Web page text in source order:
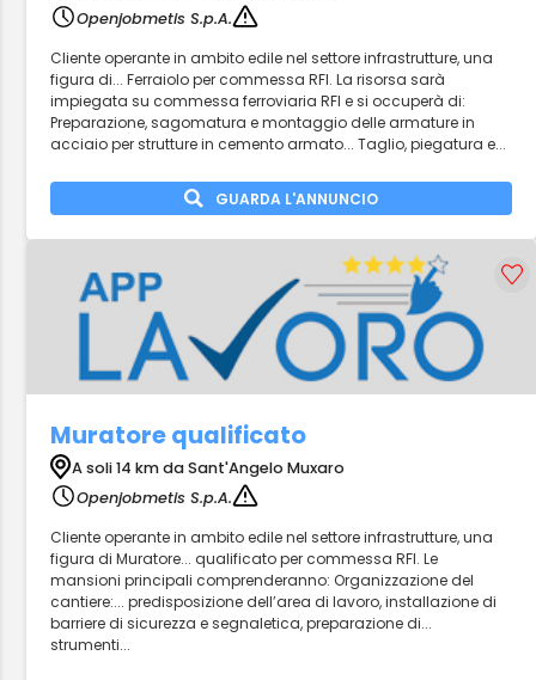
Openjobmetis S.p.A.
Cliente operante in ambito edile nel settore infrastrutture, una
figura di... Ferraiolo per commessa RFI. La risorsa sarà
impiegata su commessa ferroviaria RFI e si occuperà di:
Preparazione, sagomatura e montaggio delle armature in
acciaio per strutture in cemento armato... Taglio, piegatura e...
GUARDA L'ANNUNCIO
Muratore qualificato
A soli 14 km da Sant'Angelo Muxaro
Openjobmetis S.p.A.
Cliente operante in ambito edile nel settore infrastrutture, una
figura di Muratore... qualificato per commessa RFI. Le
mansioni principali comprenderanno: Organizzazione del
cantiere:... predisposizione dell’area di lavoro, installazione di
barriere di sicurezza e segnaletica, preparazione di...
strumenti...